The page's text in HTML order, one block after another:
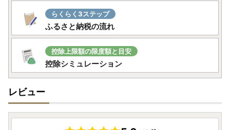
らくらく3ステップ
ふるさと納税の流れ
控除上限額の限度額と目安
控除シミュレーション
レビュー